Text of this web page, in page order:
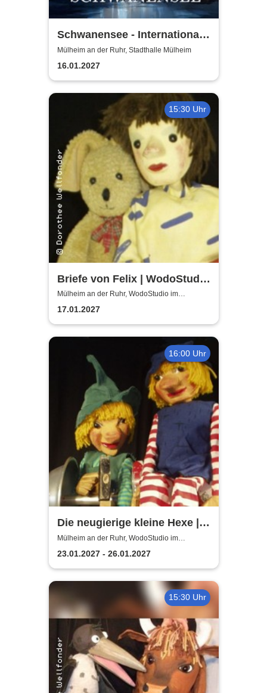
Schwanensee - International
Ballet Company Italia
Mülheim an der Ruhr, Stadthalle Mülheim
16.01.2027
15:30 Uhr
Briefe von Felix | WodoStudio
im Ringlokschuppen Ruhr
Mülheim an der Ruhr, WodoStudio im
Ringlokschuppen Ruhr
17.01.2027
16:00 Uhr
Die neugierige kleine Hexe |
WodoStudio im
Ringlokschuppen Ruhr
Mülheim an der Ruhr, WodoStudio im
Ringlokschuppen Ruhr
23.01.2027 - 26.01.2027
15:30 Uhr